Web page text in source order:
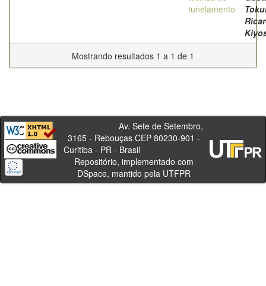
tunelamento
Mostrando resultados 1 a 1 de 1
Av. Sete de Setembro,
3165 - Rebouças CEP 80230-901 -
Curitiba - PR - Brasil
Repositório, implementado com
DSpace, mantido pela UTFPR